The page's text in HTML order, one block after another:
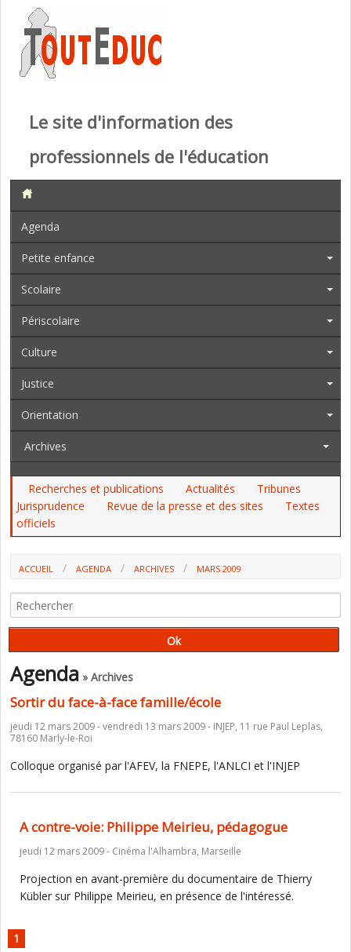
Le site d'information des
professionnels de l'éducation
Agenda
Petite enfance
Scolaire
Périscolaire
Culture
Justice
Orientation
Archives
Recherches et publications Actualités
Tribunes
Jurisprudence
Revue de la presse et des sites
Textes
officiels
ACCUEIL AGENDA ARCHIVES MARS 2009
Agenda » Archives
Sortir du face-à-face famille/école
jeudi 12 mars 2009 - vendredi 13 mars 2009 - INJEP, 11 rue Paul Leplas,
78160 Marly-le-Roi
Colloque organisé par l'AFEV, la FNEPE, l'ANLCI et l'INJEP
A contre-voie: Philippe Meirieu, pédagogue
jeudi 12 mars 2009 - Cinéma l'Alhambra, Marseille
Projection en avant-première du documentaire de Thierry
Kübler sur Philippe Meirieu, en présence de l'intéressé.
1